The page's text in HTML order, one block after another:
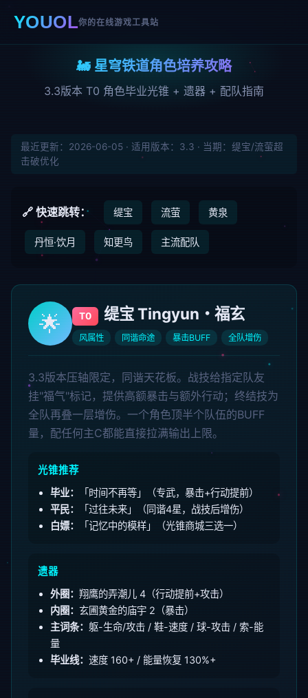
YOUOL你的在线游戏工具站
🚂 星穹铁道角色培养攻略
3.3版本 T0 角色毕业光锥 + 遗器 + 配队指南
最近更新：2026-06-05 · 适用版本：3.3 · 当期：缇宝/流萤超
击破优化
🔗 快速跳转： 缇宝 流萤 黄泉
丹恒·饮月 知更鸟 主流配队
🌟 T0 缇宝 Tingyun・福玄
风属性 同谐命途 暴击BUFF 全队增伤
3.3版本压轴限定，同谐天花板。战技给指定队友
挂"福气"标记，提供高额暴击与额外行动；终结技为
全队再叠一层增伤。一个角色顶半个队伍的BUFF
量，配任何主C都能直接拉满输出上限。
光锥推荐
毕业：
「时间不再等」（专武，暴击+行动提前）
平民：
「过往未来」（同谐4星，战技后增伤）
白嫖：
「记忆中的模样」（光锥商城三选一）
遗器
外圈： 翔鹰的弄潮儿 4（行动提前+攻击）
内圈： 玄圃黄金的庙宇 2（暴击）
主词条： 躯-生命/攻击 / 鞋-速度 / 球-攻击 / 索-能
量
毕业线： 速度 160+ / 能量恢复 130%+